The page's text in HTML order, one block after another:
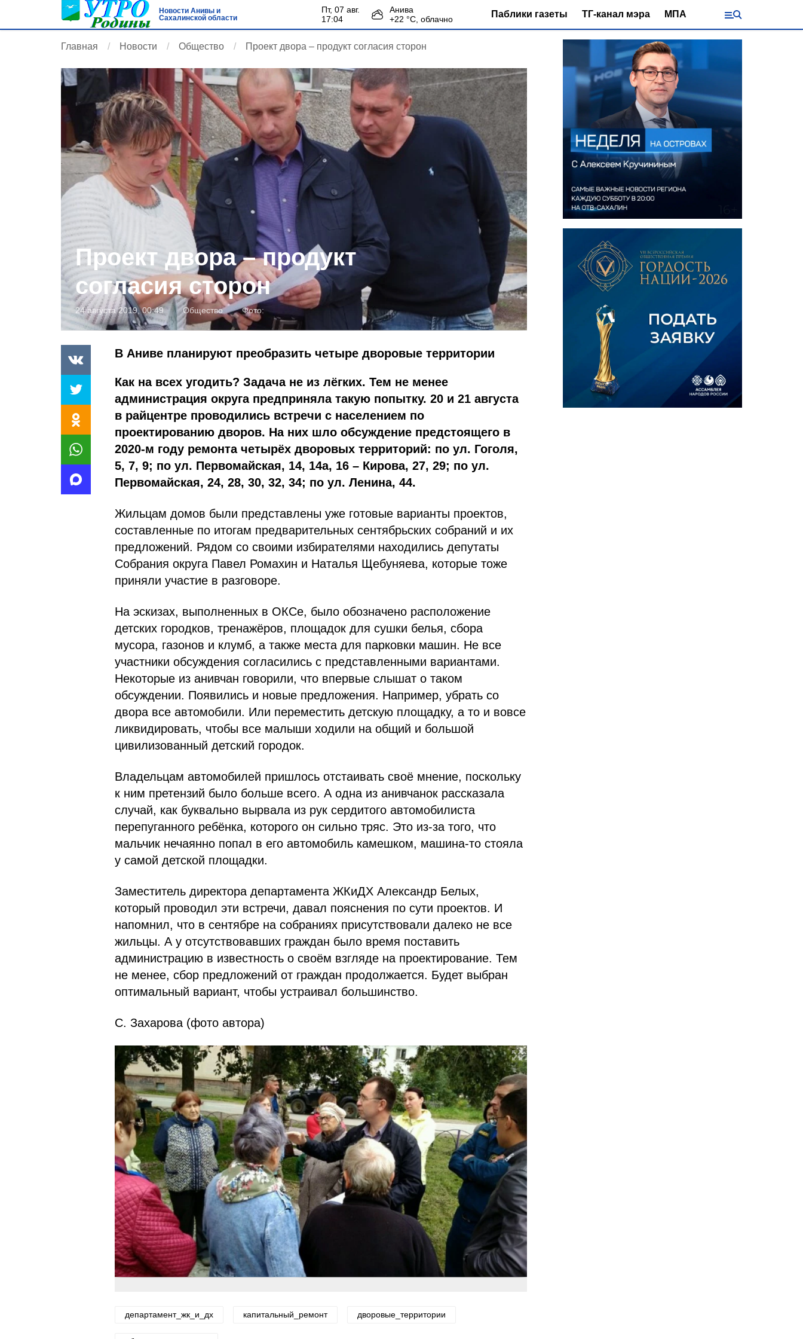
Новости Анивы и
Сахалинской области
пт, 07 авг.
17:04
Анива
+22 °С, облачно Паблики газеты ТГ-канал мэра МПА
Главная Новости Общество Проект двора – продукт согласия сторон
Проект двора – продукт
согласия сторон
24 августа 2019, 00:49 Общество Фото:
В Аниве планируют преобразить четыре дворовые территории
Как на всех угодить? Задача не из лёгких. Тем не менее
администрация округа предприняла такую попытку. 20 и 21 августа
в райцентре проводились встречи с населением по
проектированию дворов. На них шло обсуждение предстоящего в
2020-м году ремонта четырёх дворовых территорий: по ул. Гоголя,
5, 7, 9; по ул. Первомайская, 14, 14а, 16 – Кирова, 27, 29; по ул.
Первомайская, 24, 28, 30, 32, 34; по ул. Ленина, 44.
Жильцам домов были представлены уже готовые варианты проектов,
составленные по итогам предварительных сентябрьских собраний и их
предложений. Рядом со своими избирателями находились депутаты
Собрания округа Павел Ромахин и Наталья Щебуняева, которые тоже
приняли участие в разговоре.
На эскизах, выполненных в ОКСе, было обозначено расположение
детских городков, тренажёров, площадок для сушки белья, сбора
мусора, газонов и клумб, а также места для парковки машин. Не все
участники обсуждения согласились с представленными вариантами.
Некоторые из анивчан говорили, что впервые слышат о таком
обсуждении. Появились и новые предложения. Например, убрать со
двора все автомобили. Или переместить детскую площадку, а то и вовсе
ликвидировать, чтобы все малыши ходили на общий и большой
цивилизованный детский городок.
Владельцам автомобилей пришлось отстаивать своё мнение, поскольку
к ним претензий было больше всего. А одна из анивчанок рассказала
случай, как буквально вырвала из рук сердитого автомобилиста
перепуганного ребёнка, которого он сильно тряс. Это из-за того, что
мальчик нечаянно попал в его автомобиль камешком, машина-то стояла
у самой детской площадки.
Заместитель директора департамента ЖКиДХ Александр Белых,
который проводил эти встречи, давал пояснения по сути проектов. И
напомнил, что в сентябре на собраниях присутствовали далеко не все
жильцы. А у отсутствовавших граждан было время поставить
администрацию в известность о своём взгляде на проектирование. Тем
не менее, сбор предложений от граждан продолжается. Будет выбран
оптимальный вариант, чтобы устраивал большинство.
С. Захарова (фото автора)
департамент_жк_и_дх капитальный_ремонт дворовые_территории